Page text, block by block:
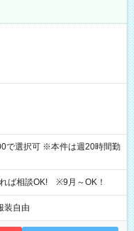
で選択可 ※本件は週20時間勤
ば相談OK! ※9月～OK！
装自由